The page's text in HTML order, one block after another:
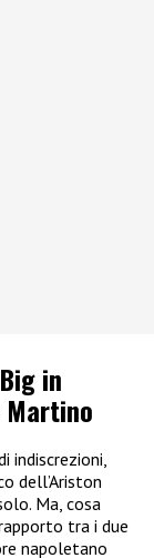
in
Martino
indiscrezioni,
dell’Ariston
Ma, cosa
tra i due
napoletano